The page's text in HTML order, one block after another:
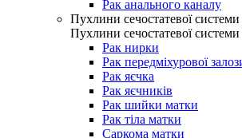
Рак анального каналу
Пухлини сечостатевої системи
Пухлини сечостатевої системи
Рак нирки
Рак передміхурової
Рак яєчка
Рак яєчників
Рак шийки матки
Рак тіла матки
Саркома матки